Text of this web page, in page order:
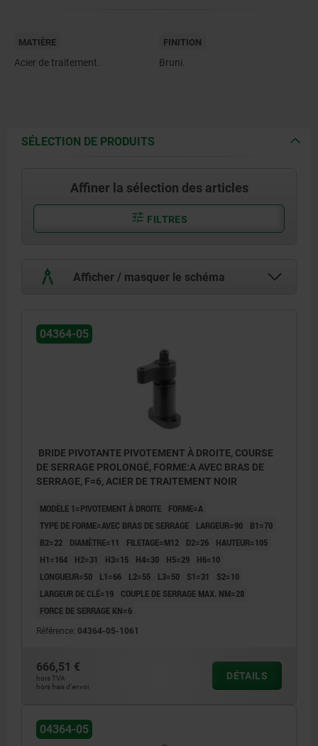
MATIÈRE
Acier de traitement.
FINITION
Bruni.
SÉLECTION DE PRODUITS
Affiner la sélection des articles
FILTRES
Afficher / masquer le schéma
04364-05
BRIDE PIVOTANTE PIVOTEMENT À DROITE, COURSE
DE SERRAGE PROLONGÉ, FORME:A AVEC BRAS DE
SERRAGE, F=6, ACIER DE TRAITEMENT NOIR
MODÈLE 1=PIVOTEMENT À DROITE
FORME=A
TYPE DE FORME=AVEC BRAS DE SERRAGE
LARGEUR=90
B1=70
B2=22
DIAMÈTRE=11 FILETAGE=M12 D2=26
HAUTEUR=105
H1=164
H2=31 H3=15 H4=30 H5=29
H6=10
LONGUEUR=50
L1=66 L2=55 L3=50 S1=31
S2=10
LARGEUR DE CLÉ=19
COUPLE DE SERRAGE MAX. NM=28
FORCE DE SERRAGE KN=6
Référence: 04364-05-1061
666,51 €
hors TVA
hors frais d’envoi
DÉTAILS
04364-05